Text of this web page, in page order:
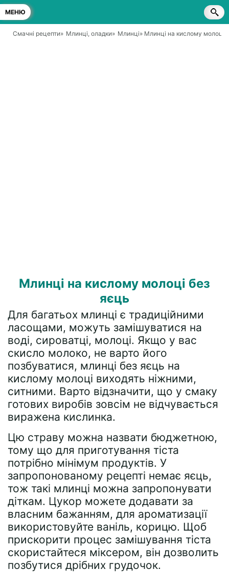
МЕНЮ
Смачні рецепти» Млинці, оладки» Млинці» Млинці на кислому молоці
Млинці на кислому молоці без
яєць
Для багатьох млинці є традиційними
ласощами, можуть замішуватися на
воді, сироватці, молоці. Якщо у вас
скисло молоко, не варто його
позбуватися, млинці без яєць на
кислому молоці виходять ніжними,
ситними. Варто відзначити, що у смаку
готових виробів зовсім не відчувається
виражена кислинка.
Цю страву можна назвати бюджетною,
тому що для приготування тіста
потрібно мінімум продуктів. У
запропонованому рецепті немає яєць,
тож такі млинці можна запропонувати
діткам. Цукор можете додавати за
власним бажанням, для ароматизації
використовуйте ваніль, корицю. Щоб
прискорити процес замішування тіста
скористайтеся міксером, він дозволить
позбутися дрібних грудочок.